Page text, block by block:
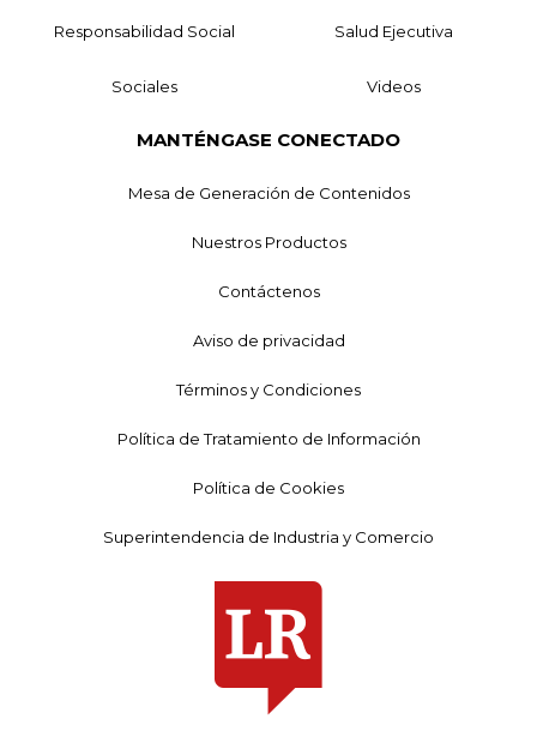
Responsabilidad Social Salud Ejecutiva
Sociales Videos
MANTÉNGASE CONECTADO
Mesa de Generación de Contenidos
Nuestros Productos
Contáctenos
Aviso de privacidad
Términos y Condiciones
Política de Tratamiento de Información
Política de Cookies
Superintendencia de Industria y Comercio